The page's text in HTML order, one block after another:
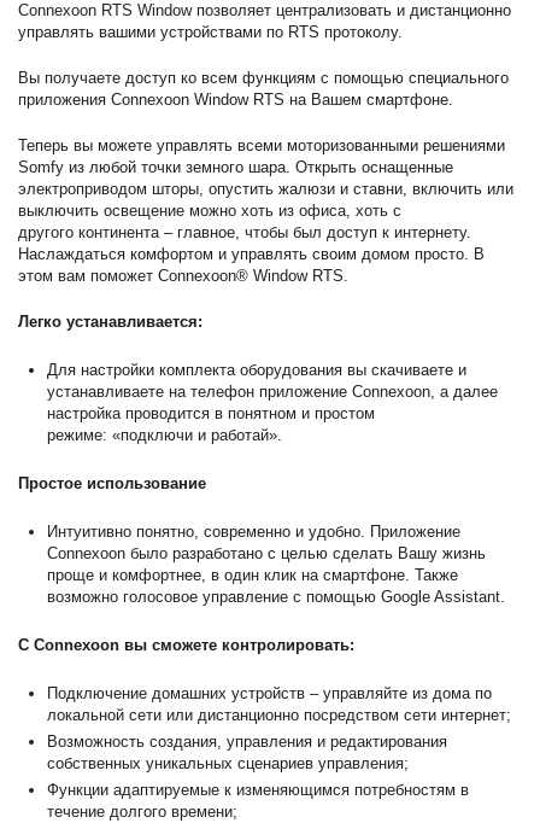
Connexoon RTS Window позволяет централизовать и дистанционно
управлять вашими устройствами по RTS протоколу.
Вы получаете доступ ко всем функциям с помощью специального
приложения Connexoon Window RTS на Вашем смартфоне.
Теперь вы можете управлять всеми моторизованными решениями
Somfy из любой точки земного шара. Открыть оснащенные
электроприводом шторы, опустить жалюзи и ставни, включить или
выключить освещение можно хоть из офиса, хоть с
другого континента – главное, чтобы был доступ к интернету.
Наслаждаться комфортом и управлять своим домом просто. В
этом вам поможет Connexoon® Window RTS.
Легко устанавливается:
Для настройки комплекта оборудования вы скачиваете и
устанавливаете на телефон приложение Connexoon, а далее
настройка проводится в понятном и простом
режиме: «подключи и работай».
Простое использование
Интуитивно понятно, современно и удобно. Приложение
Connexoon было разработано с целью сделать Вашу жизнь
проще и комфортнее, в один клик на смартфоне. Также
возможно голосовое управление с помощью Google Assistant.
С Connexoon вы сможете контролировать:
Подключение домашних устройств – управляйте из дома по
локальной сети или дистанционно посредством сети интернет;
Возможность создания, управления и редактирования
собственных уникальных сценариев управления;
Функции адаптируемые к изменяющимся потребностям в
течение долгого времени;